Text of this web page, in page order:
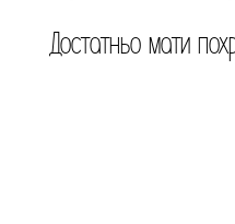
Достатньо мати